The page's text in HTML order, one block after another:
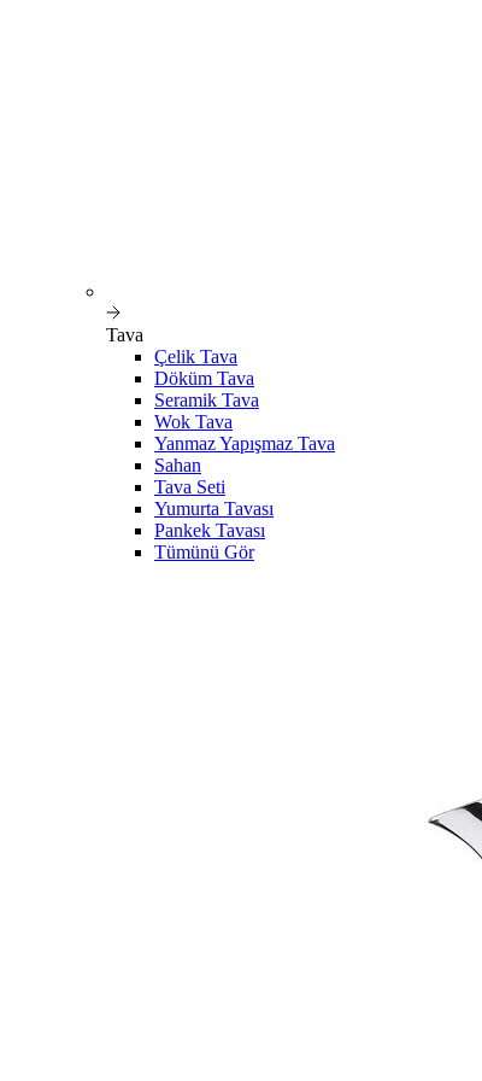
Tava
Çelik Tava
Döküm Tava
Seramik Tava
Wok Tava
Yanmaz Yapışmaz Tava
Sahan
Tava Seti
Yumurta Tavası
Pankek Tavası
Tümünü Gör